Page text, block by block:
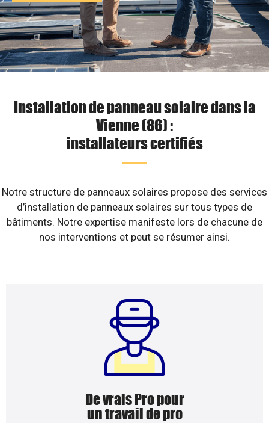
Installation de panneau solaire dans la
Vienne (86) :
installateurs certifiés
Notre structure de panneaux solaires propose des services
d’installation de panneaux solaires sur tous types de
bâtiments. Notre expertise manifeste lors de chacune de
nos interventions et peut se résumer ainsi.
De vrais Pro pour
un travail de pro